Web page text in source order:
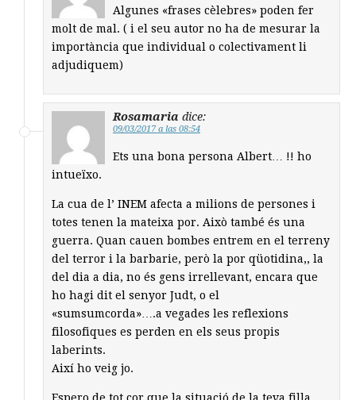
Algunes «frases cèlebres» poden fer
molt de mal. ( i el seu autor no ha de mesurar la
importància que individual o colectivament li
adjudiquem)
Rosamaria dice:
09/03/2017 a las 08:54
Ets una bona persona Albert… !! ho
intueïxo.
La cua de l’ INEM afecta a milions de persones i
totes tenen la mateixa por. Això també és una
guerra. Quan cauen bombes entrem en el terreny
del terror i la barbarie, però la por qüotidina,, la
del dia a dia, no és gens irrellevant, encara que
ho hagi dit el senyor Judt, o el
«sumsumcorda»….a vegades les reflexions
filosofiques es perden en els seus propis
laberints.
Així ho veig jo.
Espero de tot cor que la situació de la teva filla ,